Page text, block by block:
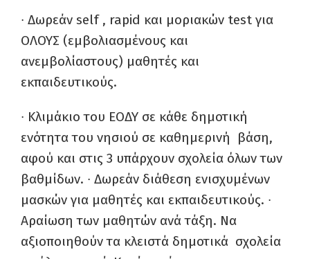
∙ Δωρεάν self , rapid και μοριακών test για
ΟΛΟΥΣ (εμβολιασμένους και
ανεμβολίαστους) μαθητές και
εκπαιδευτικούς.
∙ Κλιμάκιο του ΕΟΔΥ σε κάθε δημοτική
ενότητα του νησιού σε καθημερινή βάση,
αφού και στις 3 υπάρχουν σχολεία όλων των
βαθμίδων. ∙ Δωρεάν διάθεση ενισχυμένων
μασκών για μαθητές και εκπαιδευτικούς. ∙
Αραίωση των μαθητών ανά τάξη. Να
αξιοποιηθούν τα κλειστά δημοτικά σχολεία